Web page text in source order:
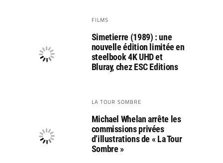
FILMS
Simetierre (1989) : une
nouvelle édition limitée en
steelbook 4K UHD et
Bluray, chez ESC Editions
LA TOUR SOMBRE
Michael Whelan arrête les
commissions privées
d’illustrations de « La Tour
Sombre »